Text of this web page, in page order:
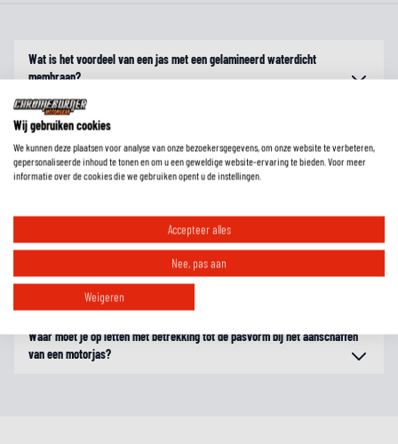
Wat is het voordeel van een jas met een gelamineerd waterdicht
membraan?
Wat is het voordeel van een jas met uitneembare thermovoering en een
uitneembaar waterdicht membraan?
Wat houden de verschillende levels in bij de protectie van een kledingstuk?
Wat houdt het in als een kledingstuk is voorbereid op protectie?
Waar moet je op letten met betrekking tot de pasvorm bij het aanschaffen
van een motorjas?
Wij gebruiken cookies
We kunnen deze plaatsen voor analyse van onze bezoekersgegevens, om onze website te verbeteren,
gepersonaliseerde inhoud te tonen en om u een geweldige website-ervaring te bieden. Voor meer
informatie over de cookies die we gebruiken opent u de instellingen.
Accepteer alles
Nee, pas aan
Weigeren